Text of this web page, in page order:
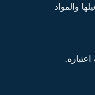
والمواد